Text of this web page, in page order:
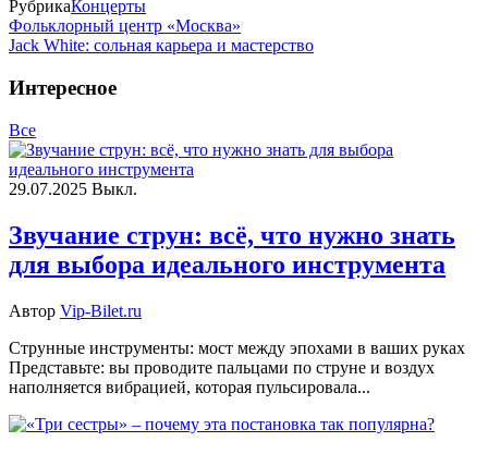
РубрикаКонцерты
Фольклорный центр «Москва»
Jack White: сольная карьера и мастерство
Интересное
Все
29.07.2025 Выкл.
Звучание струн: всё, что нужно знать
для выбора идеального инструмента
Автор Vip-Bilet.ru
Струнные инструменты: мост между эпохами в ваших руках
Представьте: вы проводите пальцами по струне и воздух
наполняется вибрацией, которая пульсировала...